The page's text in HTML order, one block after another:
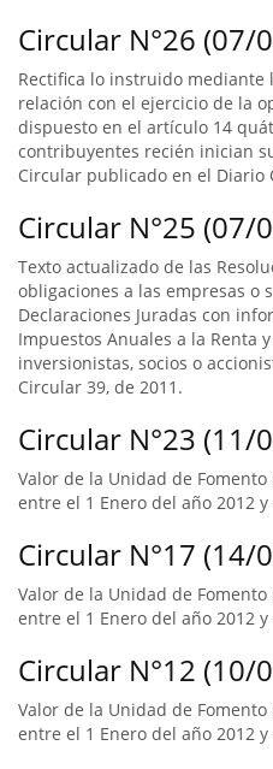
Circular N°26 (07/
Rectifica lo instruido mediante
relación con el ejercicio de la
dispuesto en el artículo 14
contribuyentes recién inician
Circular publicado en el Diario
Circular N°25 (07/
Texto actualizado de las
obligaciones a las empresas o
Declaraciones Juradas con
Impuestos Anuales a la Renta
inversionistas, socios o
Circular 39, de 2011.
Circular N°23 (11/
Valor de la Unidad de
entre el 1 Enero del año 2012
Circular N°17 (14/
Valor de la Unidad de
entre el 1 Enero del año 2012
Circular N°12 (10/
Valor de la Unidad de
entre el 1 Enero del año 2012